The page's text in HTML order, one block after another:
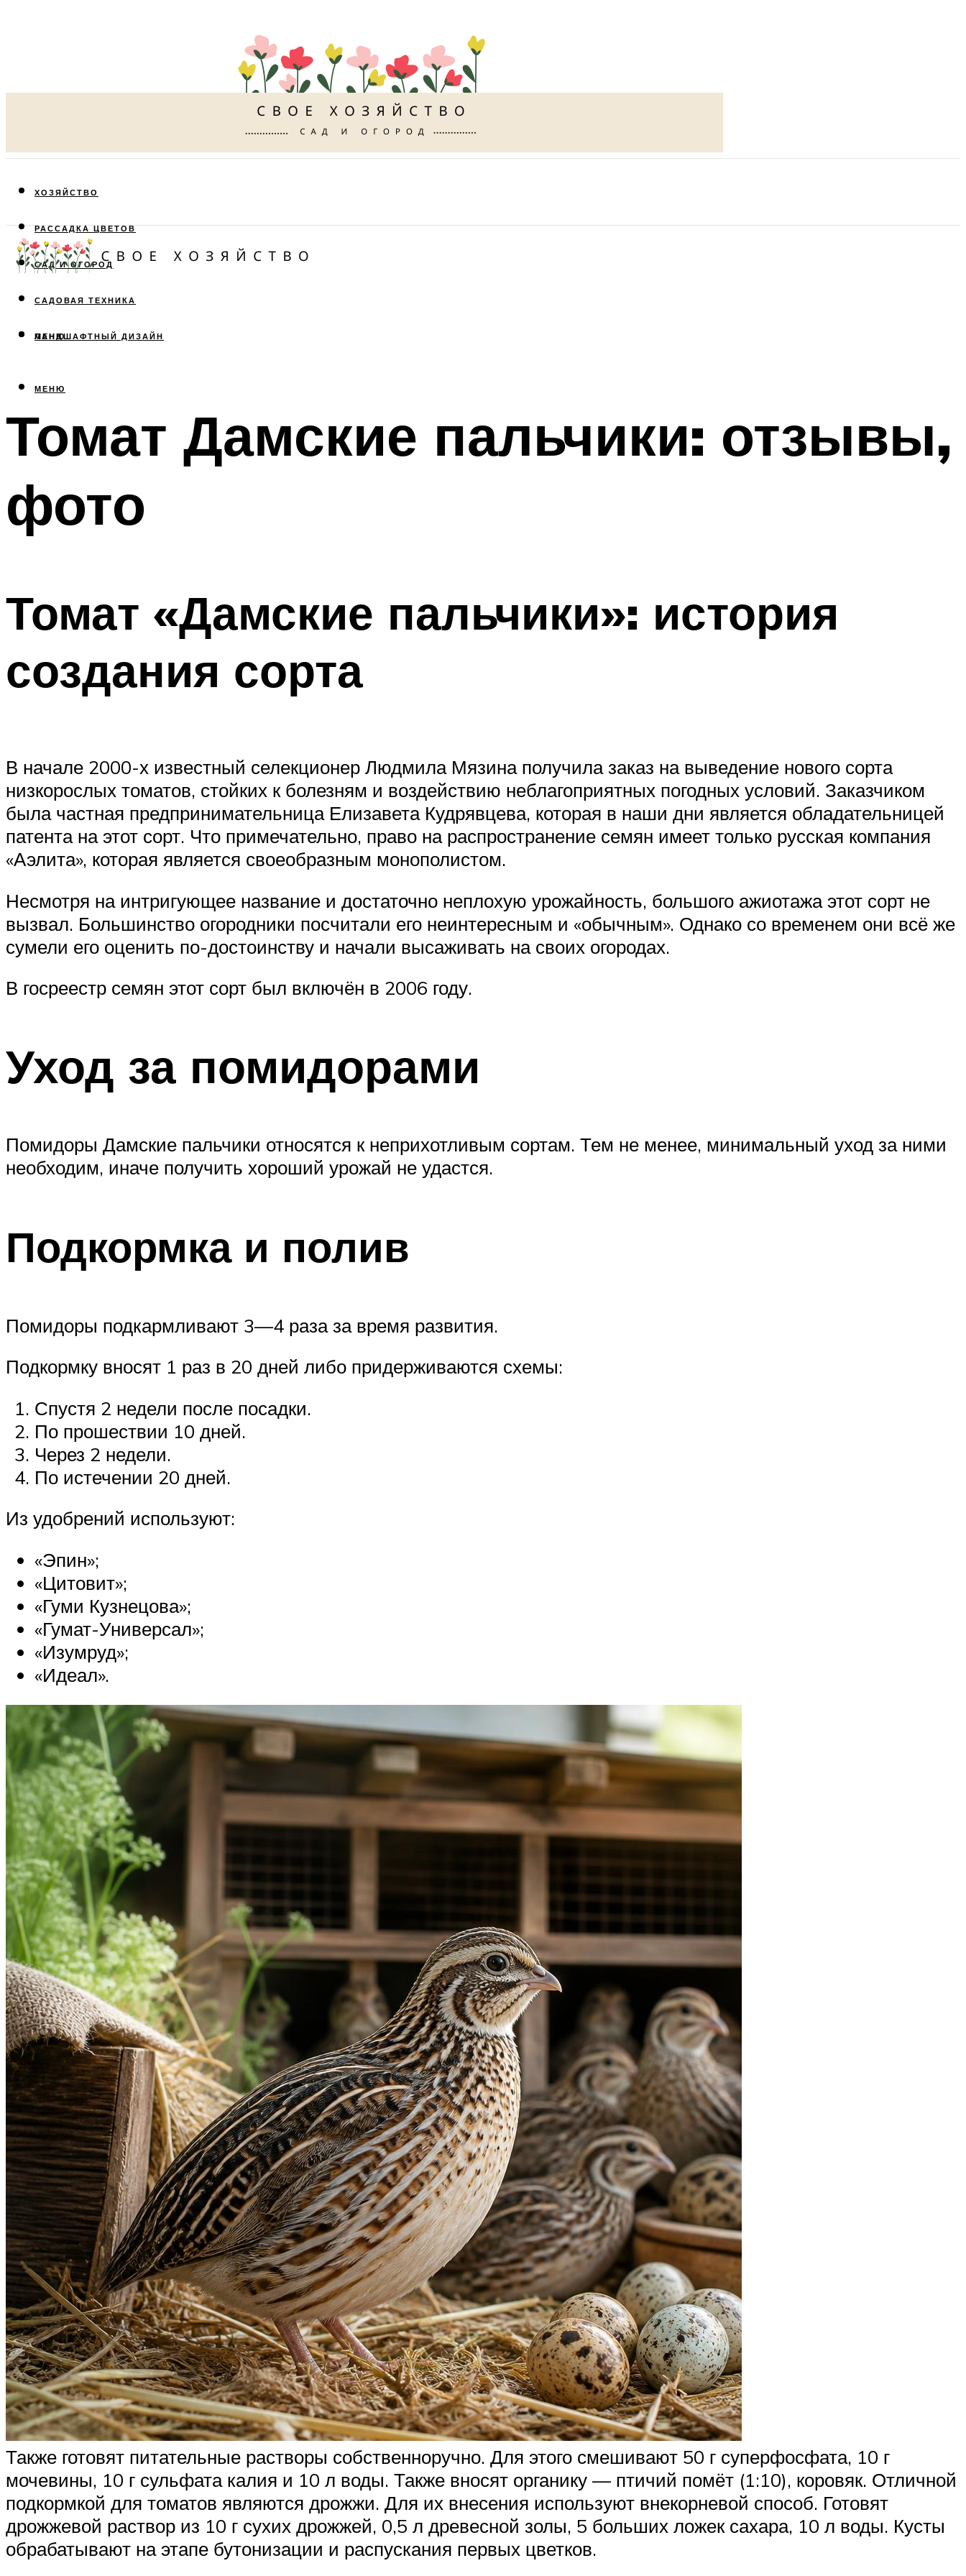
ХОЗЯЙСТВО
РАССАДКА ЦВЕТОВ
САД И ОГОРОД
САДОВАЯ ТЕХНИКА
ЛАНДШАФТНЫЙ ДИЗАЙН
МЕНЮ
МЕНЮ
Томат Дамские пальчики: отзывы,
фото
Томат «Дамские пальчики»: история
создания сорта
В начале 2000-х известный селекционер Людмила Мязина получила заказ на выведение нового сорта
низкорослых томатов, стойких к болезням и воздействию неблагоприятных погодных условий. Заказчиком
была частная предпринимательница Елизавета Кудрявцева, которая в наши дни является обладательницей
патента на этот сорт. Что примечательно, право на распространение семян имеет только русская компания
«Аэлита», которая является своеобразным монополистом.
Несмотря на интригующее название и достаточно неплохую урожайность, большого ажиотажа этот сорт не
вызвал. Большинство огородники посчитали его неинтересным и «обычным». Однако со временем они всё же
сумели его оценить по-достоинству и начали высаживать на своих огородах.
В госреестр семян этот сорт был включён в 2006 году.
Уход за помидорами
Помидоры Дамские пальчики относятся к неприхотливым сортам. Тем не менее, минимальный уход за ними
необходим, иначе получить хороший урожай не удастся.
Подкормка и полив
Помидоры подкармливают 3—4 раза за время развития.
Подкормку вносят 1 раз в 20 дней либо придерживаются схемы:
Спустя 2 недели после посадки.
По прошествии 10 дней.
Через 2 недели.
По истечении 20 дней.
Из удобрений используют:
«Эпин»;
«Цитовит»;
«Гуми Кузнецова»;
«Гумат-Универсал»;
«Изумруд»;
«Идеал».
Также готовят питательные растворы собственноручно. Для этого смешивают 50 г суперфосфата, 10 г
мочевины, 10 г сульфата калия и 10 л воды. Также вносят органику — птичий помёт (1:10), коровяк. Отличной
подкормкой для томатов являются дрожжи. Для их внесения используют внекорневой способ. Готовят
дрожжевой раствор из 10 г сухих дрожжей, 0,5 л древесной золы, 5 больших ложек сахара, 10 л воды. Кусты
обрабатывают на этапе бутонизации и распускания первых цветков.